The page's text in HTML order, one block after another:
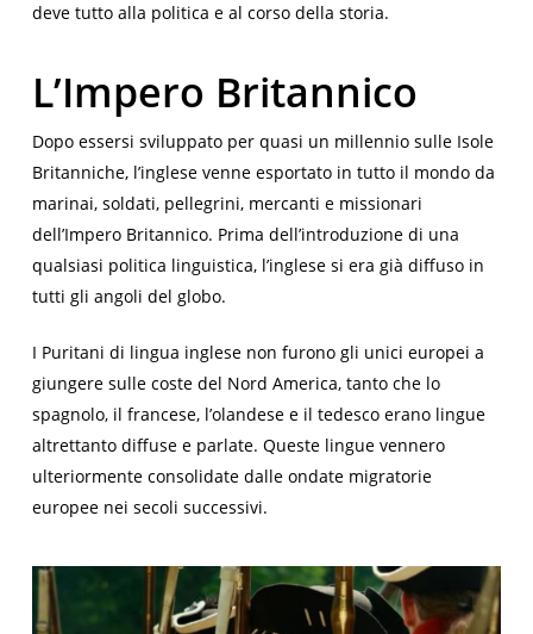
deve tutto alla politica e al corso della storia.
L’Impero Britannico
Dopo essersi sviluppato per quasi un millennio sulle Isole
Britanniche, l’inglese venne esportato in tutto il mondo da
marinai, soldati, pellegrini, mercanti e missionari
dell’Impero Britannico. Prima dell’introduzione di una
qualsiasi politica linguistica, l’inglese si era già diffuso in
tutti gli angoli del globo.
I Puritani di lingua inglese non furono gli unici europei a
giungere sulle coste del Nord America, tanto che lo
spagnolo, il francese, l’olandese e il tedesco erano lingue
altrettanto diffuse e parlate. Queste lingue vennero
ulteriormente consolidate dalle ondate migratorie
europee nei secoli successivi.